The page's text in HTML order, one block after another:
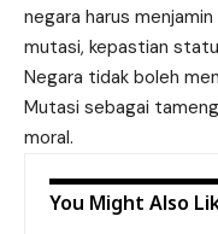
negara harus
mutasi, kepastian
Negara tidak boleh
Mutasi sebagai
moral.
You Might Also